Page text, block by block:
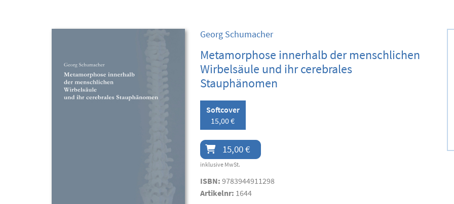
Georg Schumacher
Metamorphose innerhalb der menschlichen
Wirbelsäule und ihr cerebrales
Stauphänomen
Softcover
15,00 €
15,00 €
inklusive MwSt.
ISBN: 9783944911298
Artikelnr: 1644